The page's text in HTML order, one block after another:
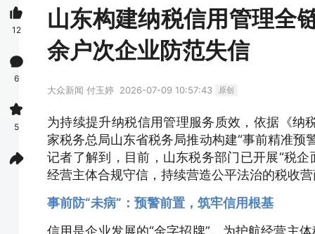
山东构建纳税信用管理全
余户次企业防范失信
大众新闻 付玉婷 2026-07-09 10:57:43 原创
为持续提升纳税信用管理服务质效，依据《纳
家税务总局山东省税务局推动构建“事前精准
记者了解到，目前，山东税务部门已开展“税
经营主体合规守信，持续营造公平法治的税收
事前防“未病”：预警前置，筑牢信用根基
信用是企业发展的“金字招牌”。为护航经营主
12
6
5